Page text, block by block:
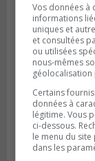
Publié le 6 juillet
Longueuil
valoriser
Vos données à
informations
uniques et
et consultées
ou utilisées
nous-mêmes
géolocalisation
Certains
données à
légitime. Vous
ci-dessous.
le menu du
dans les